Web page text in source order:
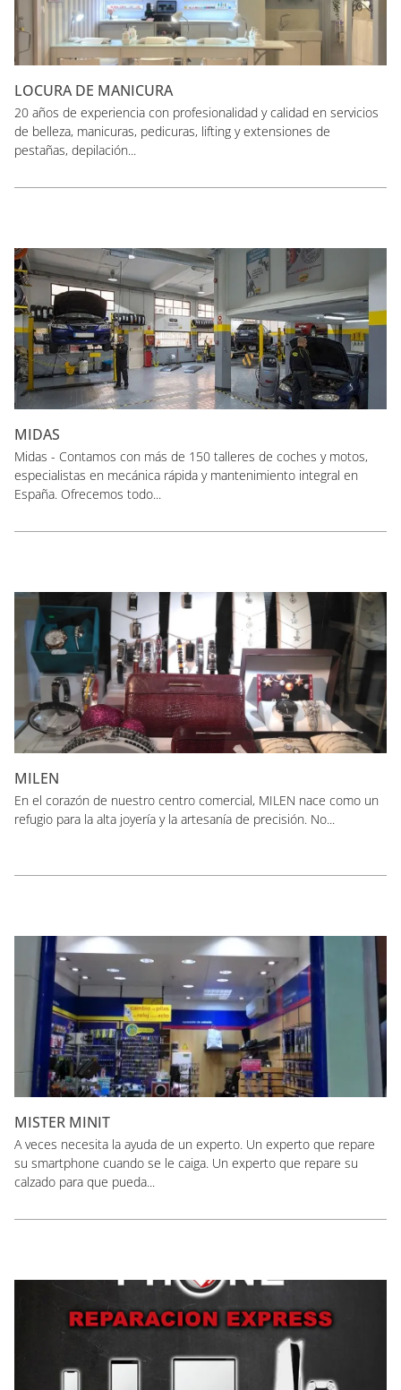
LOCURA DE MANICURA
20 años de experiencia con profesionalidad y calidad en servicios
de belleza, manicuras, pedicuras, lifting y extensiones de
pestañas, depilación...
MIDAS
Midas - Contamos con más de 150 talleres de coches y motos,
especialistas en mecánica rápida y mantenimiento integral en
España. Ofrecemos todo...
MILEN
En el corazón de nuestro centro comercial, MILEN nace como un
refugio para la alta joyería y la artesanía de precisión. No...
MISTER MINIT
A veces necesita la ayuda de un experto. Un experto que repare
su smartphone cuando se le caiga. Un experto que repare su
calzado para que pueda...